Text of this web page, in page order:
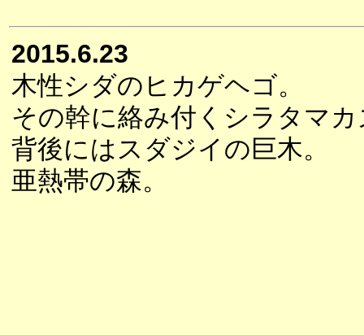
2015.6.23
木性シダのヒカゲヘゴ。
その幹に絡み付くシラタマ
背後にはスダジイの巨木。
亜熱帯の森。